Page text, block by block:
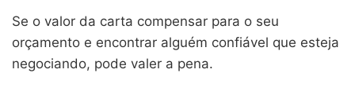
Se o valor da carta compensar para o seu
orçamento e encontrar alguém confiável que esteja
negociando, pode valer a pena.